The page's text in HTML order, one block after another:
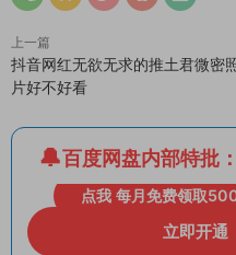
上一篇
抖音网红无欲无求的推土君微密
片好不好看
百度网盘内部特批
点我 每月免费领取
立即开通